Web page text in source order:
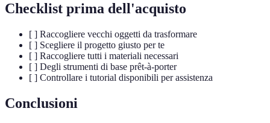
Checklist prima dell'acquisto
[ ] Raccogliere vecchi oggetti da trasformare
[ ] Scegliere il progetto giusto per te
[ ] Raccogliere tutti i materiali necessari
[ ] Degli strumenti di base prêt-à-porter
[ ] Controllare i tutorial disponibili per assistenza
Conclusioni